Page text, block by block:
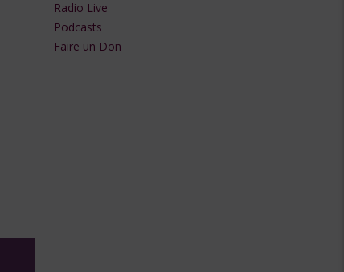
Radio Live
Podcasts
Faire un Don